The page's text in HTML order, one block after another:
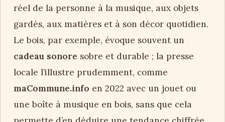
réel de la personne à la musique, aux objets
gardés, aux matières et à son décor quotidien.
Le bois, par exemple, évoque souvent un
cadeau sonore sobre et durable ; la presse
locale l’illustre prudemment, comme
maCommune.info en 2022 avec un jouet ou
une boîte à musique en bois, sans que cela